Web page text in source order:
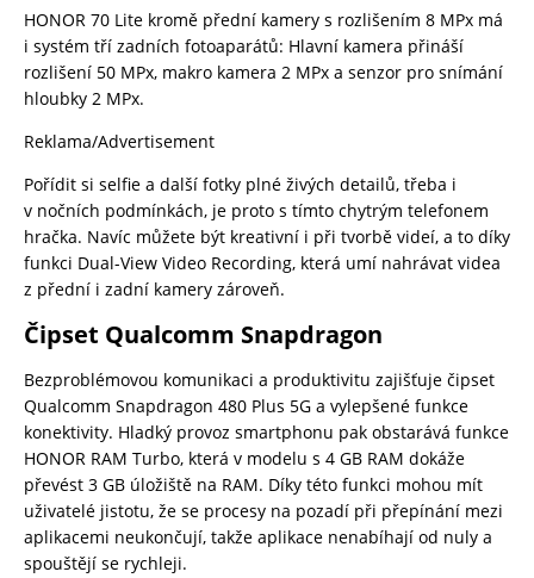
HONOR 70 Lite kromě přední kamery s rozlišením 8 MPx má
i systém tří zadních fotoaparátů: Hlavní kamera přináší
rozlišení 50 MPx, makro kamera 2 MPx a senzor pro snímání
hloubky 2 MPx.
Reklama/Advertisement
Pořídit si selfie a další fotky plné živých detailů, třeba i
v nočních podmínkách, je proto s tímto chytrým telefonem
hračka. Navíc můžete být kreativní i při tvorbě videí, a to díky
funkci Dual-View Video Recording, která umí nahrávat videa
z přední i zadní kamery zároveň.
Čipset Qualcomm Snapdragon
Bezproblémovou komunikaci a produktivitu zajišťuje čipset
Qualcomm Snapdragon 480 Plus 5G a vylepšené funkce
konektivity. Hladký provoz smartphonu pak obstarává funkce
HONOR RAM Turbo, která v modelu s 4 GB RAM dokáže
převést 3 GB úložiště na RAM. Díky této funkci mohou mít
uživatelé jistotu, že se procesy na pozadí při přepínání mezi
aplikacemi neukončují, takže aplikace nenabíhají od nuly a
spouštějí se rychleji.